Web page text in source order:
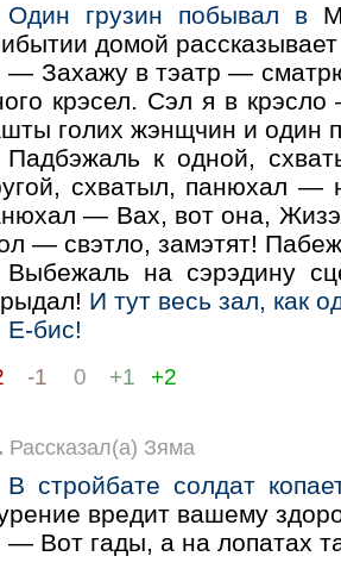
Один грузин побывал в
домой
— Захажу в тэатр —
крэсел. Сэл я в
голих жэнщчин и один
Падбэжаль к одной,
схватыл, панюхал —
— Вах, вот она,
— свэтло, замэтят!
Выбежаль на сэрэдину
И тут весь зал, как
Е-бис!
-1 0 +1 +2
Рассказал(а) Зяма
В стройбате солдат
вредит вашему
— Вот гады, а на лопатах